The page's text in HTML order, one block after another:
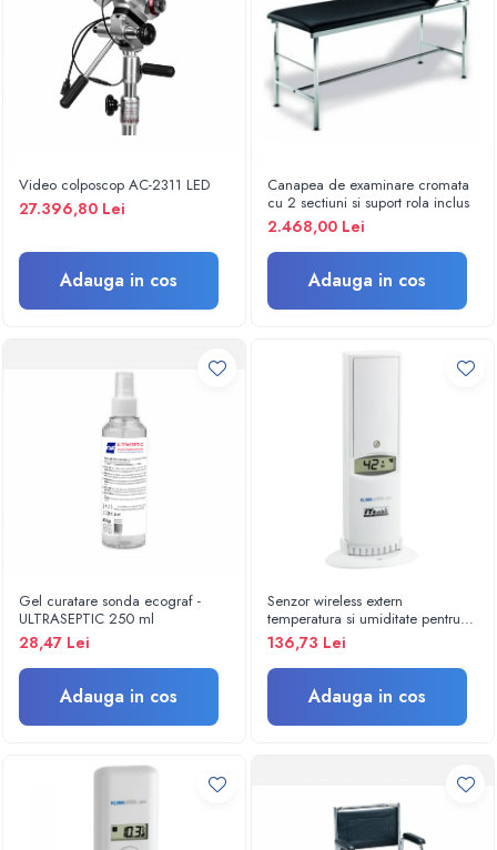
Pungi sterilizare
Indicatori sterilizare
Masini sigilat si taiat pungi
Lampi germicide
Mobilier medical
Canapele consultatii
Dulapuri instrumente/medicamente
Noptiere
Paravane
Trolii si carucioare
Paturi spital electrice
Paturi spital mecanice
Paturi nou-nascuti
Mese ginecologice
Mese instrumentar
Scaune doctor
Tabureti
Targi/brancarde
Masa infasat bebelusi
Scaune
Banchete asteptare
Lampi examinare
Video colposcop AC-2311 LED
27.396,80 Lei
Adauga in cos
Canapea de examinare cromata
cu 2 sectiuni si suport rola inclus
2.468,00 Lei
Adauga in cos
Gel curatare sonda ecograf -
ULTRASEPTIC 250 ml
28,47 Lei
Adauga in cos
Senzor wireless extern
temperatura si umiditate pentru
KLIMALOGG PRO - 30.3180IT
136,73 Lei
Adauga in cos